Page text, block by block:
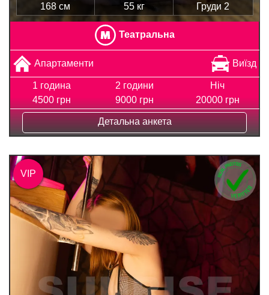
168 см 55 кг Груди 2
Театральна
Апартаменти Виїзд
1 година
4500 грн
2 години
9000 грн
Ніч
20000 грн
Детальна анкета
VIP